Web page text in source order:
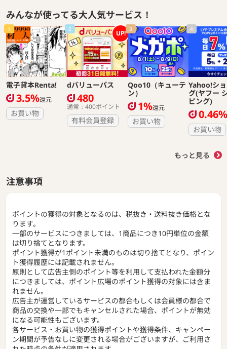
みんなが使ってる大人気サービス！
1
電子貸本Renta!
3.5%還元
お買い物
2 UP!
dバリューパス
480
通常：400ポイント
有料会員登録
3
Qoo10（キューテ
ン）
1%還元
お買い物
4
Yahoo!シ
グ(ヤフー
ピング)
0.46%
お買い物
もっと見る
注意事項
ポイントの獲得の対象となるのは、税抜き・送料抜き価格とな
ります。
一部のサービスにつきましては、1商品につき10円単位の金額
は切り捨てとなります。
ポイント獲得が1ポイント未満のものは切り捨てとなり、ポイン
ト獲得履歴には記載されません。
原則として広告主側のポイント等を利用して支払われた金額分
につきましては、ポイント広場のポイント獲得の対象には含ま
れません。
広告主が運営しているサービスの都合もしくは会員様の都合で
商品の交換や一部でもキャンセルされた場合、ポイントが無効
になる可能性もございます。
各サービス・お買い物の獲得ポイントや獲得条件、キャンペー
ン期間が予告なしに変更される場合がございますが、ご利用さ